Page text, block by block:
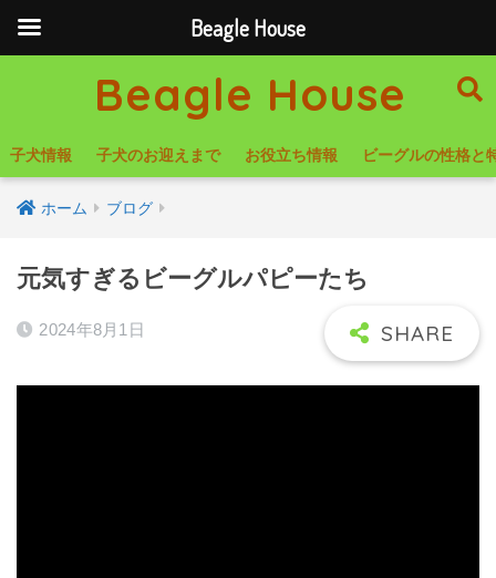
Beagle House
子犬情報 子犬のお迎えまで お役立ち情報 ビーグルの性格と
ホーム ブログ
元気すぎるビーグルパピーたち
2024年8月1日
Beagle House